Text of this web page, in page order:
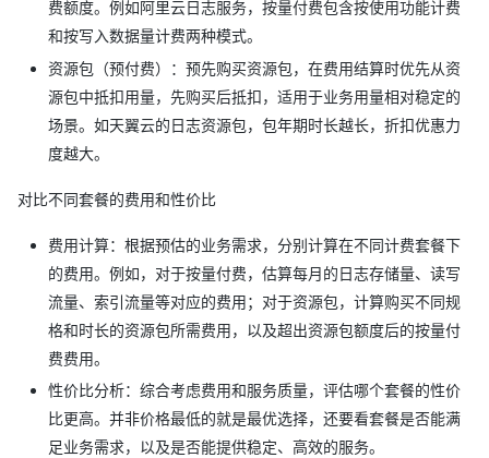
费额度。例如阿里云日志服务，按量付费包含按使用功能计费
和按写入数据量计费两种模式。
资源包（预付费）：预先购买资源包，在费用结算时优先从资
源包中抵扣用量，先购买后抵扣，适用于业务用量相对稳定的
场景。如天翼云的日志资源包，包年期时长越长，折扣优惠力
度越大。
对比不同套餐的费用和性价比
费用计算：根据预估的业务需求，分别计算在不同计费套餐下
的费用。例如，对于按量付费，估算每月的日志存储量、读写
流量、索引流量等对应的费用；对于资源包，计算购买不同规
格和时长的资源包所需费用，以及超出资源包额度后的按量付
费费用。
性价比分析：综合考虑费用和服务质量，评估哪个套餐的性价
比更高。并非价格最低的就是最优选择，还要看套餐是否能满
足业务需求，以及是否能提供稳定、高效的服务。